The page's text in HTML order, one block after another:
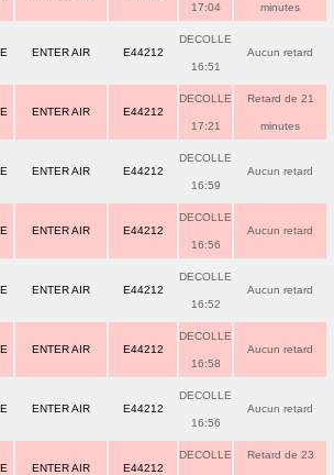
17:04 minutes
ENTER AIR E44212
DECOLLE
16:51
Aucun retard
ENTER AIR E44212
DECOLLE
17:21
Retard de 21
minutes
ENTER AIR E44212
DECOLLE
16:59
Aucun retard
ENTER AIR E44212
DECOLLE
16:56
Aucun retard
ENTER AIR E44212
DECOLLE
16:52
Aucun retard
ENTER AIR E44212
DECOLLE
16:58
Aucun retard
ENTER AIR E44212
DECOLLE
16:56
Aucun retard
ENTER AIR E44212
DECOLLE Retard de 23